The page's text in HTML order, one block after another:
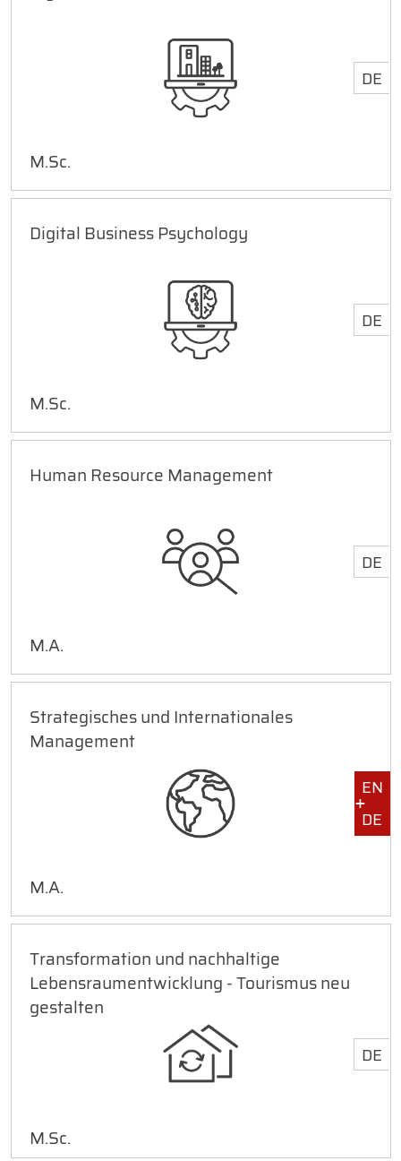
DE
M.Sc.
Digital Business Psychology
DE
M.Sc.
Human Resource Management
DE
M.A.
Strategisches und Internationales
Management
EN
DE
M.A.
Transformation und nachhaltige
Lebensraumentwicklung - Tourismus neu
gestalten
DE
M.Sc.